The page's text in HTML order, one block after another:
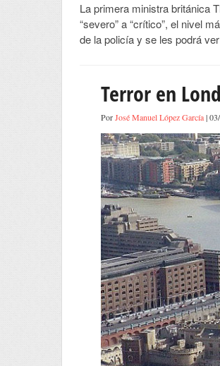
La primera ministra británica
“severo” a “crítico”, el nivel
de la policía y se les podrá
Terror en
PorJosé Manuel López García|